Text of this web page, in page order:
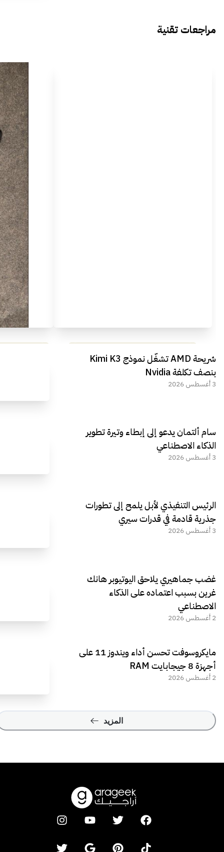
مراجعات تقنية
مراجعة شاملة لعملاق الألعاب
الجديد REDMAGIC 11 AIR
شريحة AMD تشغّل نموذج Kimi K3
بنصف تكلفة Nvidia
3 أغسطس 2026
سام ألتمان يدعو إلى إبطاء وتيرة تطوير
الذكاء الاصطناعي
3 أغسطس 2026
الرئيس التنفيذي لأبل يلمح إلى تطورات
جذرية قادمة في قدرات سيري
3 أغسطس 2026
غضب جماهيري يلاحق اليوتيوبر هانك
غرين بسبب اعتماده على الذكاء
الاصطناعي
2 أغسطس 2026
مايكروسوفت تحسن أداء ويندوز 11 على
أجهزة 8 جيجابايت RAM
2 أغسطس 2026
المزيد